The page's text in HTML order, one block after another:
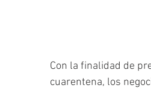
Con la finalidad de
cuarentena, los